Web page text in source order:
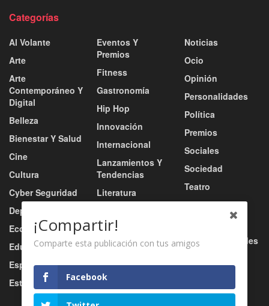
Categorías
Al Volante
Arte
Arte
Contemporáneo Y
Digital
Belleza
Bienestar Y Salud
Cine
Cultura
Cyber Seguridad
Deportes
Economía
Educación
Esports
Estilo De Vida
Eventos Y
Premios
Fitness
Gastronomía
Hip Hop
Innovación
Internacional
Lanzamientos Y
Tendencias
Literatura
Música
Música Urbana
Nacional
Negocio
Noticias
Ocio
Opinión
Personalidades
Política
Premios
Sociales
Sociedad
Teatro
Tecnología
Tv / Radio / Redes
¡Compartir!
Comparte esta publicación con tus amigos
Facebook